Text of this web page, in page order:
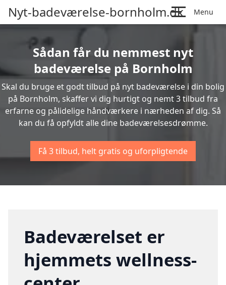
Nyt-badeværelse-bornholm.dk Menu
Sådan får du nemmest nyt
badeværelse på Bornholm
Skal du bruge et godt tilbud på nyt badeværelse i din bolig
på Bornholm, skaffer vi dig hurtigt og nemt 3 tilbud fra
erfarne og pålidelige håndværkere i nærheden af dig. Så
kan du få opfyldt alle dine badeværelsesdrømme.
Få 3 tilbud, helt gratis og uforpligtende
Badeværelset er
hjemmets wellness-